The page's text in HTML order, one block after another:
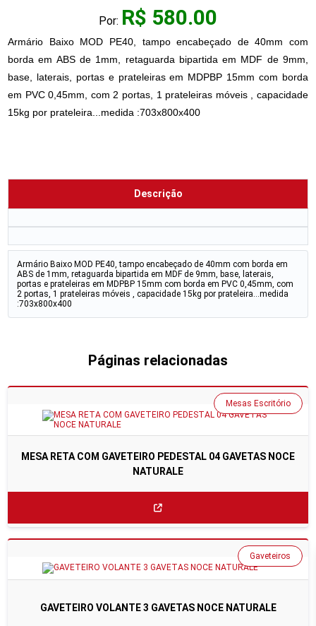
Por: R$ 580.00
Armário Baixo MOD PE40, tampo encabeçado de 40mm com
borda em ABS de 1mm, retaguarda bipartida em MDF de 9mm,
base, laterais, portas e prateleiras em MDPBP 15mm com borda
em PVC 0,45mm, com 2 portas, 1 prateleiras móveis , capacidade
15kg por prateleira...medida :703x800x400
Descrição
Armário Baixo MOD PE40, tampo encabeçado de 40mm com borda em
ABS de 1mm, retaguarda bipartida em MDF de 9mm, base, laterais,
portas e prateleiras em MDPBP 15mm com borda em PVC 0,45mm, com
2 portas, 1 prateleiras móveis , capacidade 15kg por prateleira...medida
:703x800x400
Páginas relacionadas
MESA RETA COM GAVETEIRO PEDESTAL 04 GAVETAS NOCE
NATURALE
Mesas Escritório
GAVETEIRO VOLANTE 3 GAVETAS NOCE NATURALE
Gaveteiros